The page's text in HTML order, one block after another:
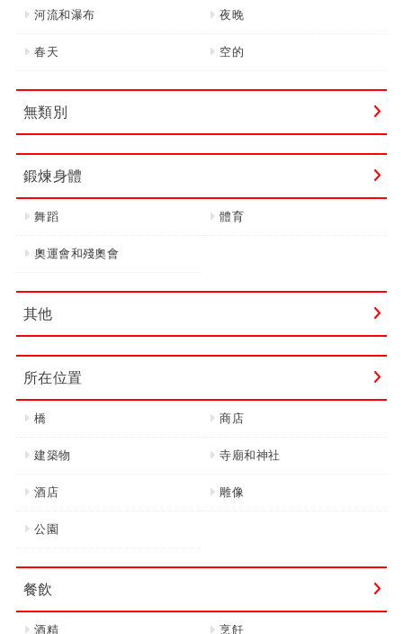
河流和瀑布 夜晚
春天 空的
無類別
鍛煉身體
舞蹈 體育
奧運會和殘奧會
其他
所在位置
橋 商店
建築物 寺廟和神社
酒店 雕像
公園
餐飲
酒精 烹飪